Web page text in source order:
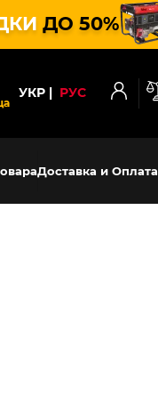
ДО 50%
УКР РУС
Доставка и Оплата